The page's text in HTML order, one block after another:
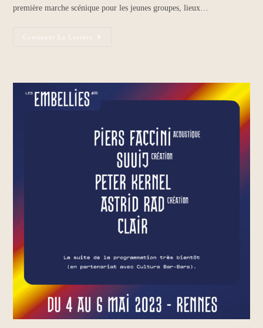
première marche scénique pour les jeunes groupes, lieux…
Continuer La Lecture